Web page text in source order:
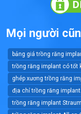
Mọi người
bảng giá trồng răng
trồng răng implant có tốt
ghép xương trồng răng
địa chỉ trồng răng
trồng răng implant